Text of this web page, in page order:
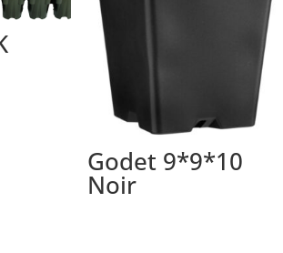
Godet 9*9*10
Noir